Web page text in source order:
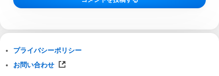
プライバシーポリシー
お問い合わせ